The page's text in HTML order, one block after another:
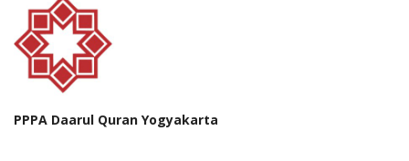
PPPA Daarul Quran Yogyakarta